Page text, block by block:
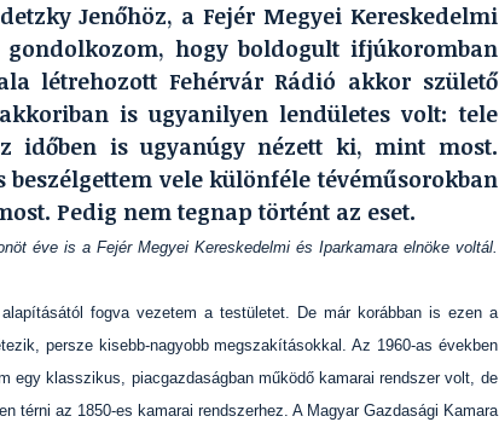
Jenőhöz, a Fejér Megyei Kereskedelmi
hogy boldogult ifjúkoromban
létrehozott Fehérvár Rádió akkor születő
is ugyanilyen lendületes volt: tele
időben is ugyanúgy nézett ki, mint most.
vele különféle tévéműsorokban
Pedig nem tegnap történt az eset.
éve is a Fejér Megyei Kereskedelmi és Iparkamara elnöke voltál.
fogva vezetem a testületet. De már korábban is ezen a
persze kisebb-nagyobb megszakításokkal. Az 1960-as években
egy klasszikus, piacgazdaságban működő kamarai rendszer volt, de
térni az 1850-es kamarai rendszerhez. A Magyar Gazdasági Kamara